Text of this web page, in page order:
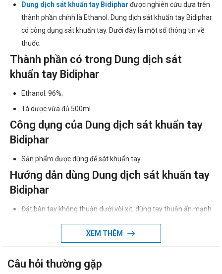
Dung dịch sát khuẩn tay Bidiphar được nghiên cứu dựa trên
thành phần chính là Ethanol. Dung dịch sát khuẩn tay Bidiphar
có công dụng sát khuẩn tay. Dưới đây là một số thông tin về
thuốc.
Thành phần có trong Dung dịch sát
khuẩn tay Bidiphar
Ethanol: 96%;
Tá dược vừa đủ 500ml
Công dụng của Dung dịch sát khuẩn tay
Bidiphar
Sản phẩm được dùng để sát khuẩn tay.
Hướng dẫn dùng Dung dịch sát khuẩn tay
Bidiphar
Đặt bàn tay không thuận dưới vòi xịt, dùng tay thuận ấn mạnh
Nhúng các ngón tay vào dung dịch sát khuẩn trong lòng bàn
XEM THÊM
Câu hỏi thường gặp